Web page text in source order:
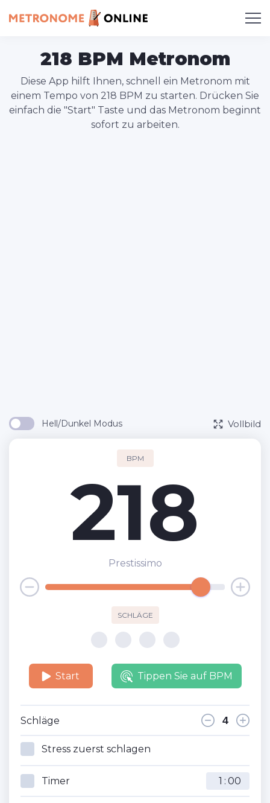
218 BPM Metronom
Diese App hilft Ihnen, schnell ein Metronom mit
einem Tempo von 218 BPM zu starten. Drücken Sie
einfach die "Start" Taste und das Metronom beginnt
sofort zu arbeiten.
Hell/Dunkel Modus Vollbild
BPM
218
Prestissimo
SCHLÄGE
Start Tippen Sie auf BPM
Schläge
Stress zuerst schlagen
Timer :